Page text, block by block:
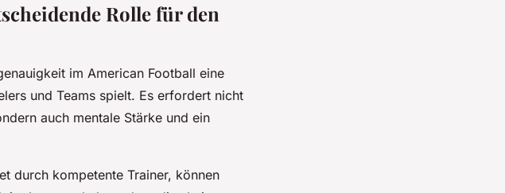
Rolle für den
im American Football eine
und Teams spielt. Es erfordert nicht
auch mentale Stärke und ein
durch kompetente Trainer, können